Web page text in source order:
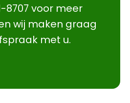
8707 voor meer
wij maken graag
met u.